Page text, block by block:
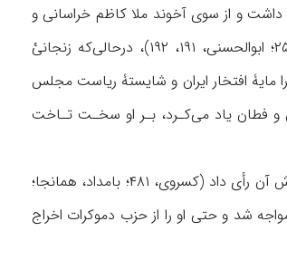
و از سوی آخوند ملا كاظم خراسانی و
ملا عبدالله مازندرانی نیز حکمی مبنی‌بر ضدیت مسلک تقی‌زاده با اسلام و قوانین شرع صادر شده بود (اتحادیه، ۲۵۹؛ ابوالحسنی، ۱۹۱، ۱۹۲)، درحالی‌که زنجانیْ
مایۀ افتخار ایران و شایستۀ ریاست مجلس
فطان یاد می‌کـرد، بـر او سخـت تـاخت
در سال ۱۳۲۹ ق/ ۱۹۱۱ م، در پی اولتیماتوم روسیه به ایران، زنجانی برخلاف نظر اکثریت اعضای حزب دموکرات، به پذیرش آن رأی داد (کسروی، ۴۸۱؛ بامداد، همانجا؛
مواجه شد و حتى او را از حزب دموکرات اخراج